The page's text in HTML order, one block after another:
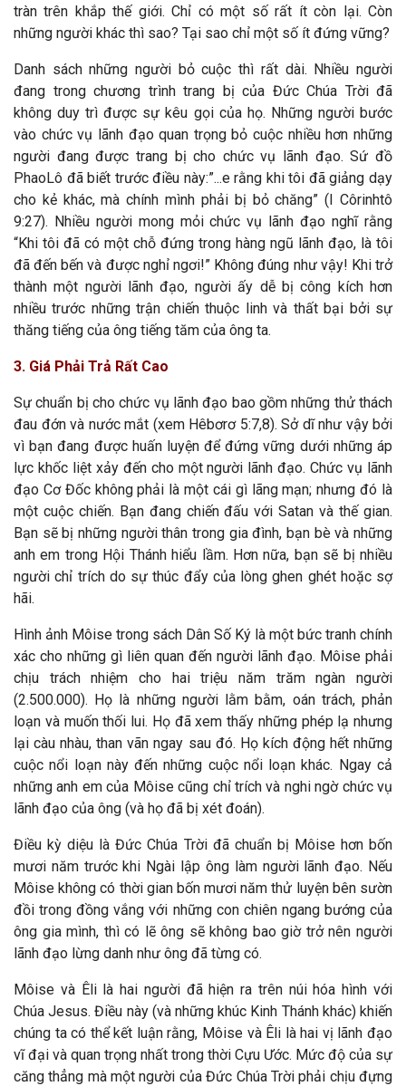
tràn trên khắp thế giới. Chỉ có một số rất ít còn lại. Còn
những người khác thì sao? Tại sao chỉ một số ít đứng vững?
Danh sách những người bỏ cuộc thì rất dài. Nhiều người
đang trong chương trình trang bị của Đức Chúa Trời đã
không duy trì được sự kêu gọi của họ. Những người bước
vào chức vụ lãnh đạo quan trọng bỏ cuộc nhiều hơn những
người đang được trang bị cho chức vụ lãnh đạo. Sứ đồ
PhaoLô đã biết trước điều này:”...e rằng khi tôi đã giảng dạy
cho kẻ khác, mà chính mình phải bị bỏ chăng” (I Côrinhtô
9:27). Nhiều người mong mỏi chức vụ lãnh đạo nghĩ rằng
“Khi tôi đã có một chỗ đứng trong hàng ngũ lãnh đạo, là tôi
đã đến bến và được nghỉ ngơi!” Không đúng như vậy! Khi trở
thành một người lãnh đạo, người ấy dễ bị công kích hơn
nhiều trước những trận chiến thuộc linh và thất bại bởi sự
thăng tiếng của ông tiếng tăm của ông ta.
3. Giá Phải Trả Rất Cao
Sự chuẩn bị cho chức vụ lãnh đạo bao gồm những thử thách
đau đớn và nước mắt (xem Hêbơrơ 5:7,8). Sở dĩ như vậy bởi
vì bạn đang được huấn luyện để đứng vững dưới những áp
lực khốc liệt xảy đến cho một người lãnh đạo. Chức vụ lãnh
đạo Cơ Đốc không phải là một cái gì lãng mạn; nhưng đó là
một cuộc chiến. Bạn đang chiến đấu với Satan và thế gian.
Bạn sẽ bị những người thân trong gia đình, bạn bè và những
anh em trong Hội Thánh hiểu lầm. Hơn nữa, bạn sẽ bị nhiều
người chỉ trích do sự thúc đẩy của lòng ghen ghét hoặc sợ
hãi.
Hình ảnh Môise trong sách Dân Số Ký là một bức tranh chính
xác cho những gì liên quan đến người lãnh đạo. Môise phải
chịu trách nhiệm cho hai triệu năm trăm ngàn người
(2.500.000). Họ là những người lằm bằm, oán trách, phản
loạn và muốn thối lui. Họ đã xem thấy những phép lạ nhưng
lại càu nhàu, than vãn ngay sau đó. Họ kích động hết những
cuộc nổi loạn này đến những cuộc nổi loạn khác. Ngay cả
những anh em của Môise cũng chỉ trích và nghi ngờ chức vụ
lãnh đạo của ông (và họ đã bị xét đoán).
Điều kỳ diệu là Đức Chúa Trời đã chuẩn bị Môise hơn bốn
mươi năm trước khi Ngài lập ông làm người lãnh đạo. Nếu
Môise không có thời gian bốn mươi năm thử luyện bên sườn
đồi trong đồng vắng với những con chiên ngang bướng của
ông gia mình, thì có lẽ ông sẽ không bao giờ trở nên người
lãnh đạo lừng danh như ông đã từng có.
Môise và Êli là hai người đã hiện ra trên núi hóa hình với
Chúa Jesus. Điều này (và những khúc Kinh Thánh khác) khiến
chúng ta có thể kết luận rằng, Môise và Êli là hai vị lãnh đạo
vĩ đại và quan trọng nhất trong thời Cựu Ước. Mức độ của sự
căng thẳng mà một người của Đức Chúa Trời phải chịu đựng